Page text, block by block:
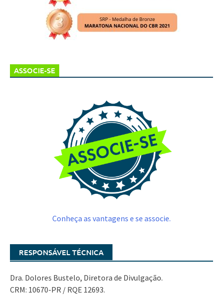
ASSOCIE-SE
Conheça as vantagens e se associe.
RESPONSÁVEL TÉCNICA
Dra. Dolores Bustelo, Diretora de Divulgação.
CRM: 10670-PR / RQE 12693.